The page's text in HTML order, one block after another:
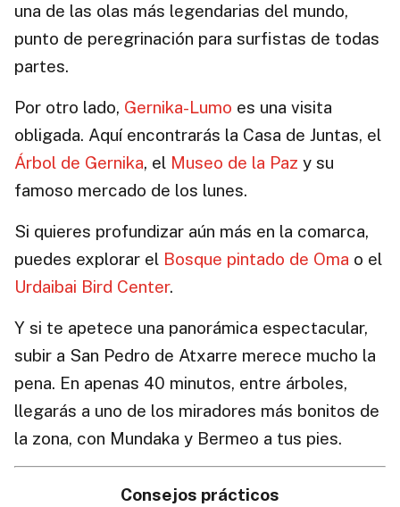
una de las olas más legendarias del mundo,
punto de peregrinación para surfistas de todas
partes.
Por otro lado, Gernika-Lumo es una visita
obligada. Aquí encontrarás la Casa de Juntas, el
Árbol de Gernika, el Museo de la Paz y su
famoso mercado de los lunes.
Si quieres profundizar aún más en la comarca,
puedes explorar el Bosque pintado de Oma o el
Urdaibai Bird Center.
Y si te apetece una panorámica espectacular,
subir a San Pedro de Atxarre merece mucho la
pena. En apenas 40 minutos, entre árboles,
llegarás a uno de los miradores más bonitos de
la zona, con Mundaka y Bermeo a tus pies.
Consejos prácticos